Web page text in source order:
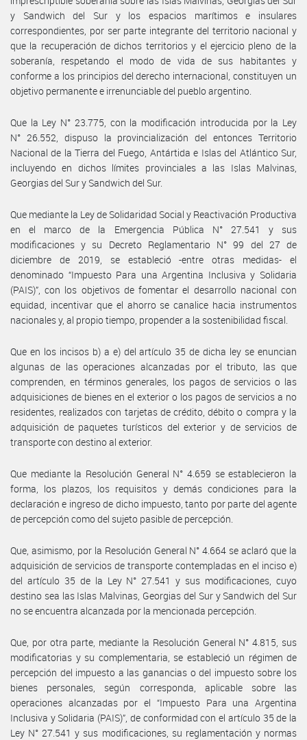
y Sandwich del Sur y los espacios marítimos e insulares
correspondientes, por ser parte integrante del territorio nacional y
que la recuperación de dichos territorios y el ejercicio pleno de la
soberanía, respetando el modo de vida de sus habitantes y
conforme a los principios del derecho internacional, constituyen un
objetivo permanente e irrenunciable del pueblo argentino.
Que la Ley N° 23.775, con la modificación introducida por la Ley
N° 26.552, dispuso la provincialización del entonces Territorio
Nacional de la Tierra del Fuego, Antártida e Islas del Atlántico Sur,
incluyendo en dichos límites provinciales a las Islas Malvinas,
Georgias del Sur y Sandwich del Sur.
Que mediante la Ley de Solidaridad Social y Reactivación Productiva
en el marco de la Emergencia Pública N° 27.541 y sus
modificaciones y su Decreto Reglamentario N° 99 del 27 de
diciembre de 2019, se estableció -entre otras medidas- el
denominado “Impuesto Para una Argentina Inclusiva y Solidaria
(PAIS)”, con los objetivos de fomentar el desarrollo nacional con
equidad, incentivar que el ahorro se canalice hacia instrumentos
nacionales y, al propio tiempo, propender a la sostenibilidad fiscal.
Que en los incisos b) a e) del artículo 35 de dicha ley se enuncian
algunas de las operaciones alcanzadas por el tributo, las que
comprenden, en términos generales, los pagos de servicios o las
adquisiciones de bienes en el exterior o los pagos de servicios a no
residentes, realizados con tarjetas de crédito, débito o compra y la
adquisición de paquetes turísticos del exterior y de servicios de
transporte con destino al exterior.
Que mediante la Resolución General N° 4.659 se establecieron la
forma, los plazos, los requisitos y demás condiciones para la
declaración e ingreso de dicho impuesto, tanto por parte del agente
de percepción como del sujeto pasible de percepción.
Que, asimismo, por la Resolución General N° 4.664 se aclaró que la
adquisición de servicios de transporte contempladas en el inciso e)
del artículo 35 de la Ley N° 27.541 y sus modificaciones, cuyo
destino sea las Islas Malvinas, Georgias del Sur y Sandwich del Sur
no se encuentra alcanzada por la mencionada percepción.
Que, por otra parte, mediante la Resolución General N° 4.815, sus
modificatorias y su complementaria, se estableció un régimen de
percepción del impuesto a las ganancias o del impuesto sobre los
bienes personales, según corresponda, aplicable sobre las
operaciones alcanzadas por el “Impuesto Para una Argentina
Inclusiva y Solidaria (PAIS)”, de conformidad con el artículo 35 de la
Ley N° 27.541 y sus modificaciones, su reglamentación y normas